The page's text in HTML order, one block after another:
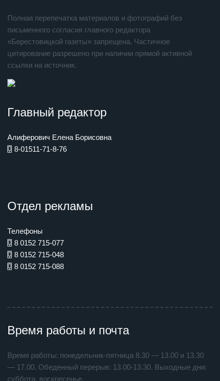
Полная перепечатка материалов и фотографий без
письменного согласия главного редактора
«Берестовицкой газеты» запрещена. Частичное
цитирование разрешено при наличии прямой активной
ссылки на источник.
Главный редактор
Алиферович Елена Борисовна
8-01511-71-8-76
Отдел рекламы
Телефоны
8 0152 715-077
8 0152 715-048
8 0152 715-088
Время работы и почта
Время работы: понедельник-пятница 8.30 — 13.00 и 13.30
— 17.00. Обеденный перерыв: 13.00-13.30. Выходные дни:
суббота, воскресенье.